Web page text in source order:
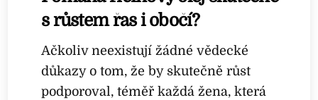
s růstem řas i obočí?
Ačkoliv neexistují žádné vědecké
důkazy o tom, že by skutečně růst
podporoval, téměř každá žena, která